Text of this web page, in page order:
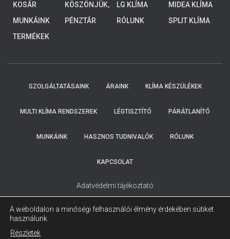
RENDSZEREK,
KOSÁR
KÖSZÖNJÜK,
HOGY
ELKÜLDTE
FELKERESIK
LG KLÍMA
MIDEA KLÍMA
MUNKÁINK
PÉNZTÁR RÓLUNK
SPLIT KLÍMA
TERMÉKEK
SZOLGÁLTATÁSAINK ÁRAINK KLÍMA KÉSZÜLÉKEK
MULTI KLÍMA RENDSZEREK LÉGTISZTÍTÓ PÁRÁTLANÍTÓ
MUNKÁINK HASZNOS TUDNIVALÓK RÓLUNK
KAPCSOLAT
Adatvédelmi tájékoztató
A weboldalon a minőségi felhasználói élmény érdekében sütiket
használunk.
Részletek